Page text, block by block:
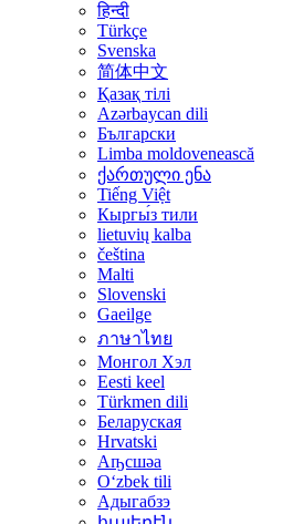
हिन्दी
Türkçe
Svenska
简体中文
Қазақ тілі
Azərbaycan dili
Български
Limba moldovenească
ქართული ენა
Tiếng Việt
Кыргы́з тили
lietuvių kalba
čeština
Malti
Slovenski
Gaeilge
ภาษาไทย
Монгол Хэл
Eesti keel
Türkmen dili
Беларуская
Hrvatski
Аҧсшәа
Oʻzbek tili
Адыгабзэ